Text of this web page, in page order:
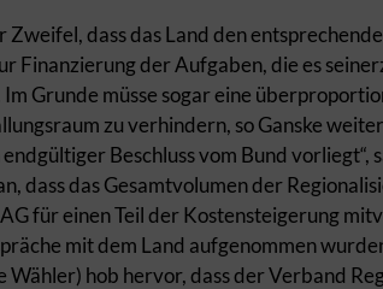
Zweifel, dass das Land den
Finanzierung der Aufgaben, die es
Im Grunde müsse sogar eine
zu verhindern, so Ganske
Beschluss vom Bund
dass das Gesamtvolumen der
für einen Teil der Kostensteigerung
mit dem Land aufgenommen
hob hervor, dass der Verband